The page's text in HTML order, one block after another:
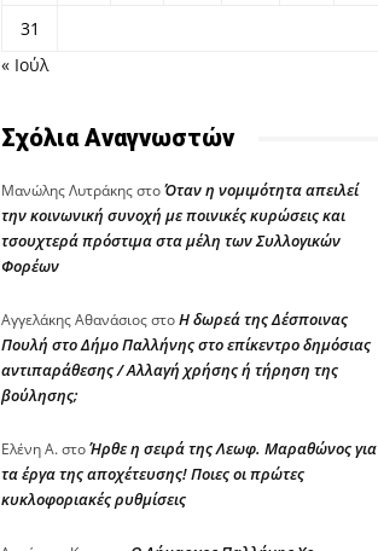
31
« Ιούλ
Σχόλια Αναγνωστών
Μανώλης ΛυτράκηςστοΌταν η νομιμότητα απειλεί
την κοινωνική συνοχή με ποινικές κυρώσεις και
τσουχτερά πρόστιμα στα μέλη των Συλλογικών
Φορέων
Αγγελάκης ΑθανάσιοςστοΗ δωρεά της Δέσποινας
Πουλή στο Δήμο Παλλήνης στο επίκεντρο δημόσιας
αντιπαράθεσης / Αλλαγή χρήσης ή τήρηση της
βούλησης;
Ελένη Α.στοΉρθε η σειρά της Λεωφ. Μαραθώνος για
τα έργα της αποχέτευσης! Ποιες οι πρώτες
κυκλοφοριακές ρυθμίσεις